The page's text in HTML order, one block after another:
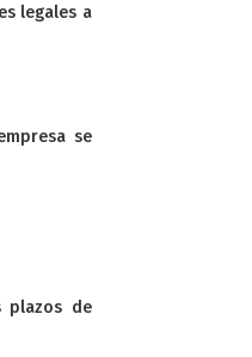
legales a
se
plazos de